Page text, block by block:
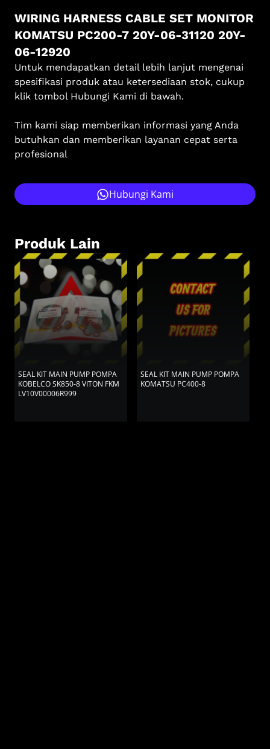
WIRING HARNESS CABLE SET MONITOR
KOMATSU PC200-7 20Y-06-31120 20Y-
06-12920
Untuk mendapatkan detail lebih lanjut mengenai
spesifikasi produk atau ketersediaan stok, cukup
klik tombol Hubungi Kami di bawah.
Tim kami siap memberikan informasi yang Anda
butuhkan dan memberikan layanan cepat serta
profesional
Hubungi Kami
Produk Lain
SEAL KIT MAIN PUMP POMPA
KOBELCO SK850-8 VITON FKM
LV10V00006R999
SEAL KIT MAIN PUMP POMPA
KOMATSU PC400-8